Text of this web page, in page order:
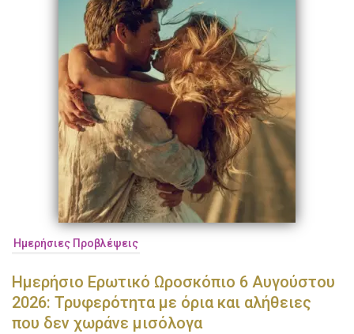
Ημερήσιες Προβλέψεις
Ημερήσιο Ερωτικό Ωροσκόπιο 6 Αυγούστου
2026: Τρυφερότητα με όρια και αλήθειες
που δεν χωράνε μισόλογα